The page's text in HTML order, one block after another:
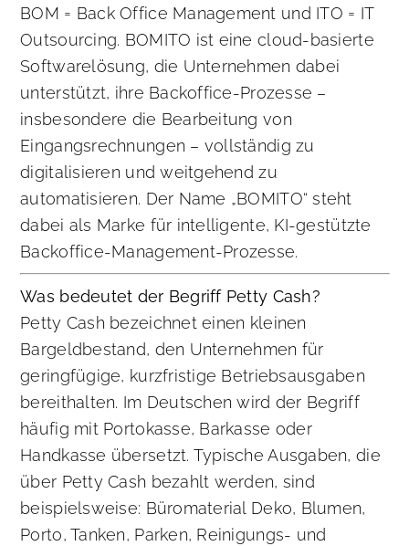
BOM = Back Office Management und ITO = IT
Outsourcing. BOMITO ist eine cloud-basierte
Softwarelösung, die Unternehmen dabei
unterstützt, ihre Backoffice-Prozesse –
insbesondere die Bearbeitung von
Eingangsrechnungen – vollständig zu
digitalisieren und weitgehend zu
automatisieren. Der Name „BOMITO“ steht
dabei als Marke für intelligente, KI-gestützte
Backoffice-Management-Prozesse.
Was bedeutet der Begriff Petty Cash?
Petty Cash bezeichnet einen kleinen
Bargeldbestand, den Unternehmen für
geringfügige, kurzfristige Betriebsausgaben
bereithalten. Im Deutschen wird der Begriff
häufig mit Portokasse, Barkasse oder
Handkasse übersetzt. Typische Ausgaben, die
über Petty Cash bezahlt werden, sind
beispielsweise: Büromaterial Deko, Blumen,
Porto, Tanken, Parken, Reinigungs- und